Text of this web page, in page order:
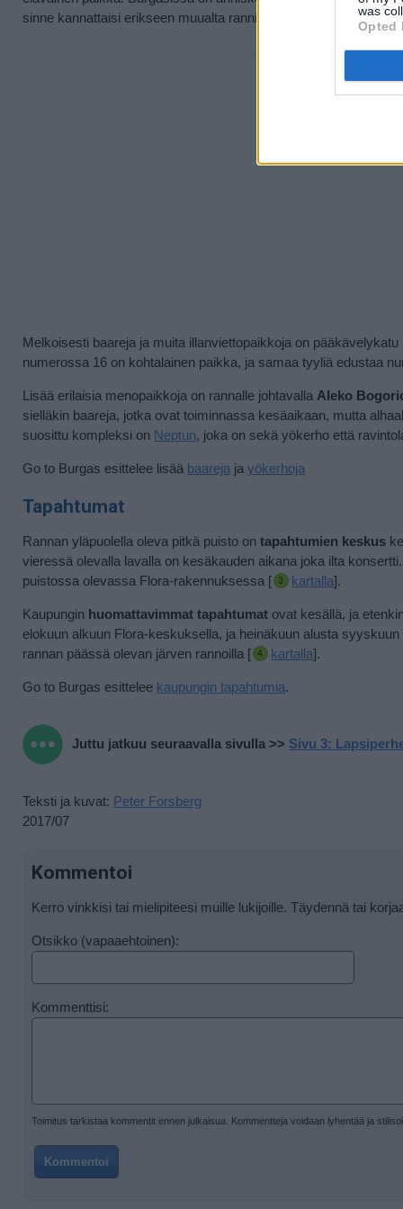
was
Opted
sinne kannattaisi erikseen muualta rannikolta lähteä iltaa
Teksti
Melkoisesti baareja ja muita illanviettopaikkoja on pääkävelykatu
numerossa 16 on kohtalainen paikka, ja samaa tyyliä edustaa
Lisää erilaisia menopaikkoja on rannalle johtavalla Aleko
sielläkin baareja, jotka ovat toiminnassa kesäaikaan, mutta
suosittu kompleksi on Neptun, joka on sekä yökerho että
Go to Burgas esittelee lisää baareja ja yökerhoja
Tapahtumat
Rannan yläpuolella oleva pitkä puisto on tapahtumien keskus
vieressä olevalla lavalla on kesäkauden aikana joka ilta
puistossa olevassa Flora-rakennuksessa [
kartalla].
Kaupungin huomattavimmat tapahtumat ovat kesällä, ja
elokuun alkuun Flora-keskuksella, ja heinäkuun alusta
rannan päässä olevan järven rannoilla [
kartalla].
Go to Burgas esittelee kaupungin tapahtumia.
Juttu jatkuu seuraavalla sivulla >> Sivu 3:
Teksti ja kuvat: Peter Forsberg
2017/07
Kommentoi
Kerro vinkkisi tai mielipiteesi muille lukijoille. Täydennä tai
Otsikko (vapaaehtoinen):
Kommenttisi:
Toimitus tarkistaa kommentit ennen julkaisua. Kommentteja voidaan lyhentää ja